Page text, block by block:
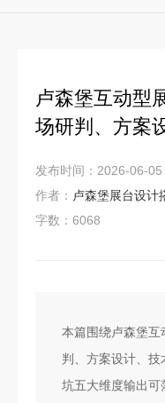
卢森堡互动型
场研判、方案
发布时间：2026-06-
作者： 卢森堡展台设计
字数：6068
本篇围绕卢森堡互
判、方案设计、
坑五大维度输出可